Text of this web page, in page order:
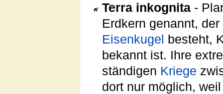
Terra inkognita -
Erdkern genannt,
Eisenkugel besteht,
bekannt ist. Ihre
ständigen Kriege
dort nur möglich,